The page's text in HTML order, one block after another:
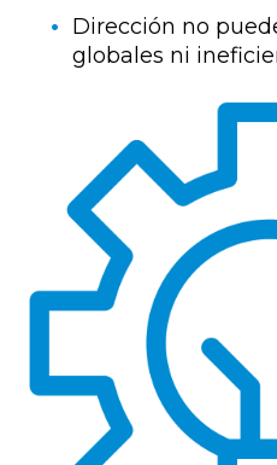
Dirección no
globales ni